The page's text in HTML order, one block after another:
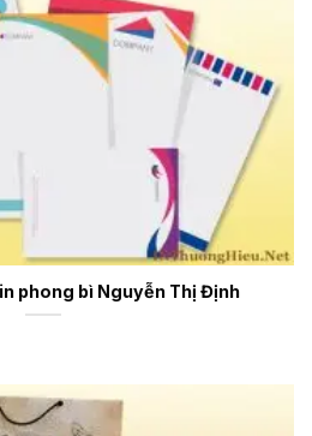
phong bì Nguyễn Thị Định